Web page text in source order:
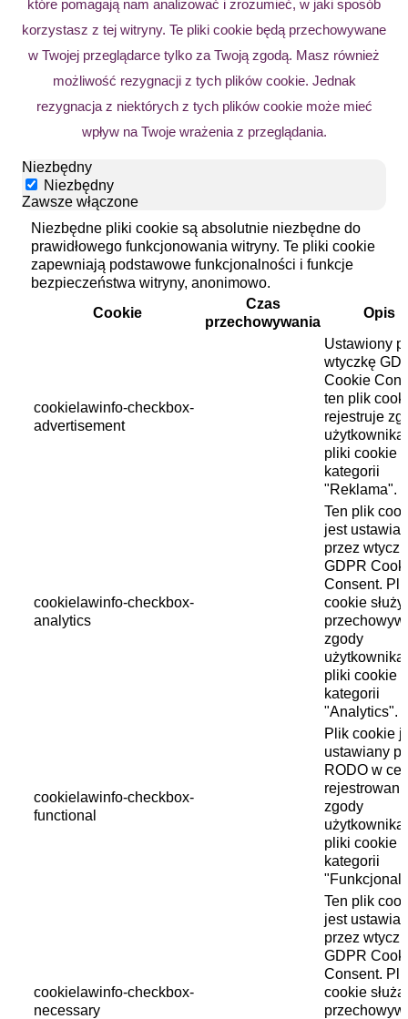
które pomagają nam analizować i zrozumieć, w jaki sposób
korzystasz z tej witryny. Te pliki cookie będą przechowywane
w Twojej przeglądarce tylko za Twoją zgodą. Masz również
możliwość rezygnacji z tych plików cookie. Jednak
rezygnacja z niektórych z tych plików cookie może mieć
wpływ na Twoje wrażenia z przeglądania.
Niezbędny
Niezbędny
Zawsze włączone
Niezbędne pliki cookie są absolutnie niezbędne do
prawidłowego funkcjonowania witryny. Te pliki cookie
zapewniają podstawowe funkcjonalności i funkcje
bezpieczeństwa witryny, anonimowo.
Cookie
Czas
przechowywania
Opis
cookielawinfo-checkbox-
advertisement
Ustawiony
wtyczkę
Cookie
ten plik
rejestruje
użytkownika
pliki cookie
kategorii
"Reklama".
cookielawinfo-checkbox-
analytics
Ten plik
jest
przez
GDPR
Consent.
cookie służy
zgody
użytkownika
pliki cookie
kategorii
"Analytics".
cookielawinfo-checkbox-
functional
Plik cookie
ustawiany
RODO w
zgody
użytkownika
pliki cookie
kategorii
cookielawinfo-checkbox-
necessary
Ten plik
jest
przez
GDPR
Consent.
cookie